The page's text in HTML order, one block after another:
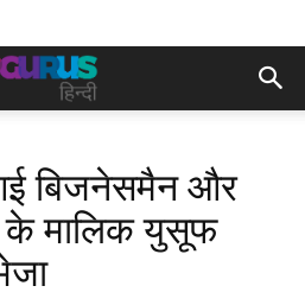
बिजनेसमैन और
मालिक युसूफ